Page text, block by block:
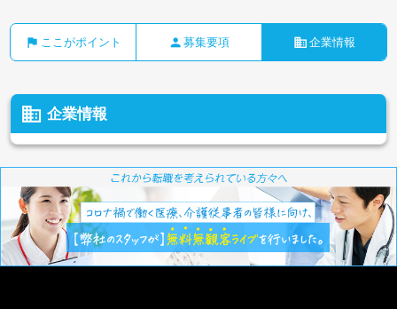
flag ここがポイント person 募集要項 business 企業情報
business 企業情報